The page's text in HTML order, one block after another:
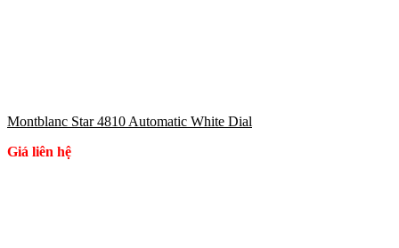
Montblanc Star 4810 Automatic White Dial
Giá liên hệ